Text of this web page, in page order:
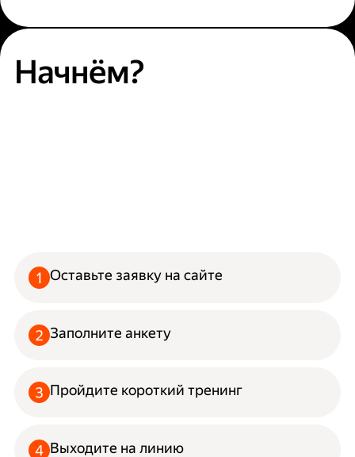
Начнём?
Оставьте заявку на сайте
Заполните анкету
Пройдите короткий тренинг
Выходите на линию